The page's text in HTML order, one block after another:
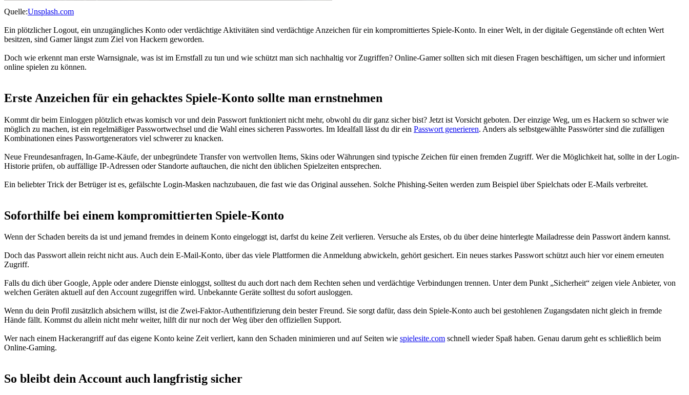
Quelle:Unsplash.com
Ein plötzlicher Logout, ein unzugängliches Konto oder verdächtige Aktivitäten sind verdächtige Anzeichen für ein kompromittiertes Spiele-Konto. In einer Welt, in der digitale Gegenstände oft echten Wert
besitzen, sind Gamer längst zum Ziel von Hackern geworden.
Doch wie erkennt man erste Warnsignale, was ist im Ernstfall zu tun und wie schützt man sich nachhaltig vor Zugriffen? Online-Gamer sollten sich mit diesen Fragen beschäftigen, um sicher und informiert
online spielen zu können.
Erste Anzeichen für ein gehacktes Spiele-Konto sollte man ernstnehmen
Kommt dir beim Einloggen plötzlich etwas komisch vor und dein Passwort funktioniert nicht mehr, obwohl du dir ganz sicher bist? Jetzt ist Vorsicht geboten. Der einzige Weg, um es Hackern so schwer wie
möglich zu machen, ist ein regelmäßiger Passwortwechsel und die Wahl eines sicheren Passwortes. Im Idealfall lässt du dir ein Passwort generieren. Anders als selbstgewählte Passwörter sind die zufälligen
Kombinationen eines Passwortgenerators viel schwerer zu knacken.
Neue Freundesanfragen, In-Game-Käufe, der unbegründete Transfer von wertvollen Items, Skins oder Währungen sind typische Zeichen für einen fremden Zugriff. Wer die Möglichkeit hat, sollte in der Login-
Historie prüfen, ob auffällige IP-Adressen oder Standorte auftauchen, die nicht den üblichen Spielzeiten entsprechen.
Ein beliebter Trick der Betrüger ist es, gefälschte Login-Masken nachzubauen, die fast wie das Original aussehen. Solche Phishing-Seiten werden zum Beispiel über Spielchats oder E-Mails verbreitet.
Soforthilfe bei einem kompromittierten Spiele-Konto
Wenn der Schaden bereits da ist und jemand fremdes in deinem Konto eingeloggt ist, darfst du keine Zeit verlieren. Versuche als Erstes, ob du über deine hinterlegte Mailadresse dein Passwort ändern kannst.
Doch das Passwort allein reicht nicht aus. Auch dein E-Mail-Konto, über das viele Plattformen die Anmeldung abwickeln, gehört gesichert. Ein neues starkes Passwort schützt auch hier vor einem erneuten
Zugriff.
Falls du dich über Google, Apple oder andere Dienste einloggst, solltest du auch dort nach dem Rechten sehen und verdächtige Verbindungen trennen. Unter dem Punkt „Sicherheit“ zeigen viele Anbieter, von
welchen Geräten aktuell auf den Account zugegriffen wird. Unbekannte Geräte solltest du sofort ausloggen.
Wenn du dein Profil zusätzlich absichern willst, ist die Zwei-Faktor-Authentifizierung dein bester Freund. Sie sorgt dafür, dass dein Spiele-Konto auch bei gestohlenen Zugangsdaten nicht gleich in fremde
Hände fällt. Kommst du allein nicht mehr weiter, hilft dir nur noch der Weg über den offiziellen Support.
Wer nach einem Hackerangriff auf das eigene Konto keine Zeit verliert, kann den Schaden minimieren und auf Seiten wie spielesite.com schnell wieder Spaß haben. Genau darum geht es schließlich beim
Online-Gaming.
So bleibt dein Account auch langfristig sicher